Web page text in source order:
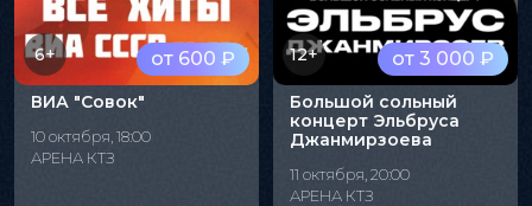
от 600 ₽
6+
ВИА "Совок"
10 октября, 18:00
АРЕНА КТЗ
от 3 000 ₽
12+
Большой сольный
концерт Эльбруса
Джанмирзоева
11 октября, 20:00
АРЕНА КТЗ